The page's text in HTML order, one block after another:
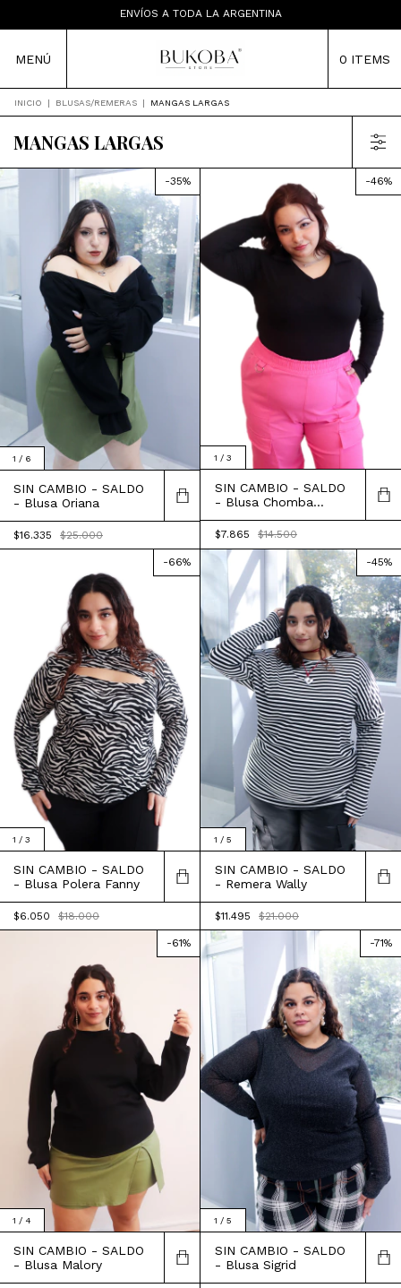
TIENDA MAYORISTA
MENÚ 0 ITEMS
INICIO | BLUSAS/REMERAS | MANGAS LARGAS
MANGAS LARGAS
1 / 6
-35%
SIN CAMBIO - SALDO
- Blusa Oriana
$16.335 $25.000
1 / 3
-46%
SIN CAMBIO - SALDO
- Blusa Chomba
Joaquina
$7.865 $14.500
1 / 3
-66%
SIN CAMBIO - SALDO
- Blusa Polera Fanny
$6.050 $18.000
1 / 5
-45%
SIN CAMBIO - SALDO
- Remera Wally
$11.495 $21.000
1 / 4
-61%
SIN CAMBIO - SALDO
- Blusa Malory
1 / 5
-71%
SIN CAMBIO - SALDO
- Blusa Sigrid